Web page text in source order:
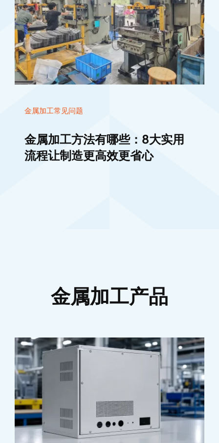
金属加工常见问题
金属加工方法有哪些：8大实用
流程让制造更高效更省心
金属加工产品